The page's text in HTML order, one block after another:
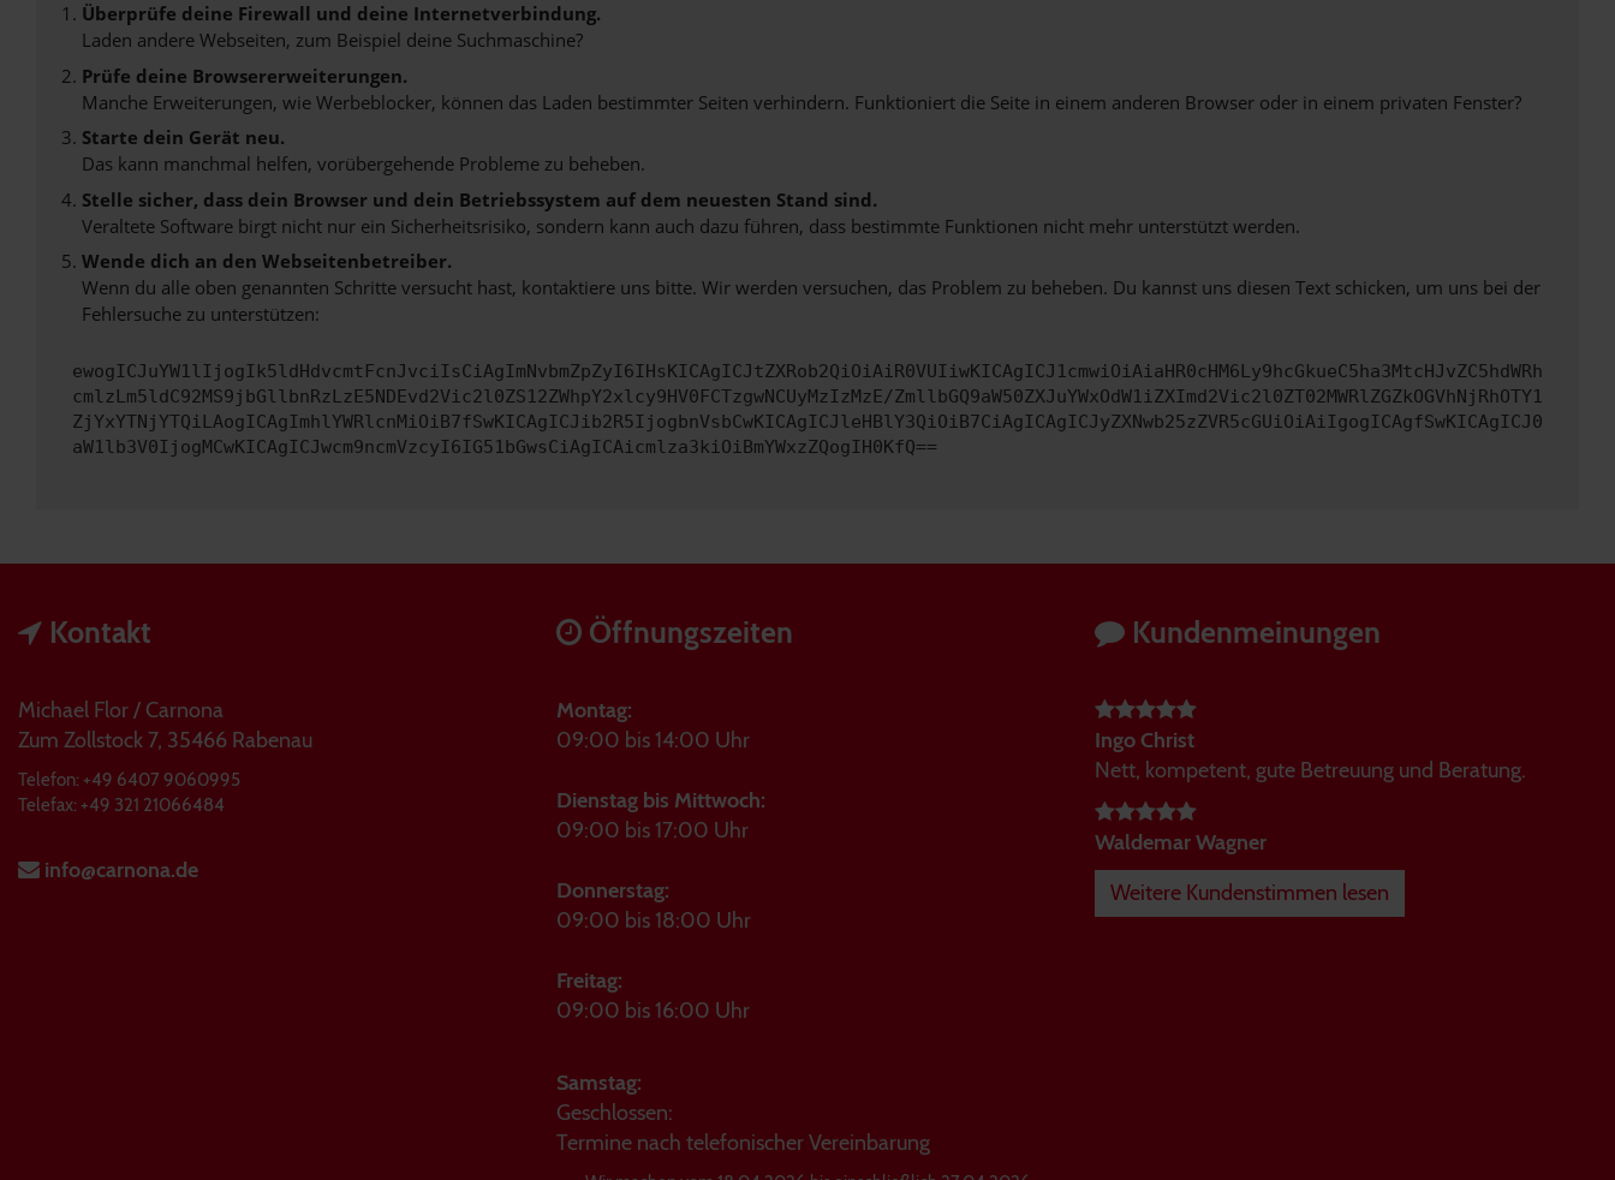
Überprüfe deine Firewall und deine Internetverbindung.
Laden andere Webseiten, zum Beispiel deine Suchmaschine?
Prüfe deine Browsererweiterungen.
Manche Erweiterungen, wie Werbeblocker, können das Laden bestimmter Seiten verhindern. Funktioniert die Seite in einem anderen Browser oder in einem privaten Fenster?
Starte dein Gerät neu.
Das kann manchmal helfen, vorübergehende Probleme zu beheben.
Stelle sicher, dass dein Browser und dein Betriebssystem auf dem neuesten Stand sind.
Veraltete Software birgt nicht nur ein Sicherheitsrisiko, sondern kann auch dazu führen, dass bestimmte Funktionen nicht mehr unterstützt werden.
Wende dich an den Webseitenbetreiber.
Wenn du alle oben genannten Schritte versucht hast, kontaktiere uns bitte. Wir werden versuchen, das Problem zu beheben. Du kannst uns diesen Text schicken, um uns bei der
Fehlersuche zu unterstützen:
ewogICJuYW1lIjogIk5ldHdvcmtFcnJvciIsCiAgImNvbmZpZyI6IHsKICAgICJtZXRob2QiOiAiR0VUIiwKICAgICJ1cmwiOiAiaHR0cHM6Ly9hcGkueC5ha3MtcHJvZC5hdWRh
cmlzLm5ldC92MS9jbGllbnRzLzE5NDEvd2Vic2l0ZS12ZWhpY2xlcy9HV0FCTzgwNCUyMzIzMzE/ZmllbGQ9aW50ZXJuYWxOdW1iZXImd2Vic2l0ZT02MWRlZGZkOGVhNjRhOTY1
ZjYxYTNjYTQiLAogICAgImhlYWRlcnMiOiB7fSwKICAgICJib2R5IjogbnVsbCwKICAgICJleHBlY3QiOiB7CiAgICAgICJyZXNwb25zZVR5cGUiOiAiIgogICAgfSwKICAgICJ0
aW1lb3V0IjogMCwKICAgICJwcm9ncmVzcyI6IG51bGwsCiAgICAicmlza3kiOiBmYWxzZQogIH0KfQ==
Kontakt
Michael Flor / Carnona
Zum Zollstock 7, 35466 Rabenau
Telefon: +49 6407 9060995
Telefax: +49 321 21066484
info@carnona.de
Öffnungszeiten
Montag:
09:00 bis 14:00 Uhr
Dienstag bis Mittwoch:
09:00 bis 17:00 Uhr
Donnerstag:
09:00 bis 18:00 Uhr
Freitag:
09:00 bis 16:00 Uhr
Samstag:
Geschlossen:
Termine nach telefonischer Vereinbarung
Kundenmeinungen
Ingo Christ
Nett, kompetent, gute Betreuung und Beratung.
Waldemar Wagner
Weitere Kundenstimmen lesen